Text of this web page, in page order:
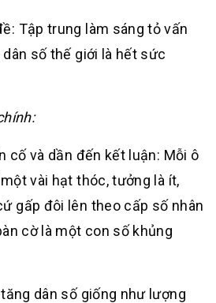
Tập trung làm sáng tỏ vấn
số thế giới là hết sức
cố và dần đến kết luận: Mỗi ô
vài hạt thóc, tưởng là ít,
gấp đôi lên theo cấp số nhân
cờ là một con số khủng
dân số giống như lượng